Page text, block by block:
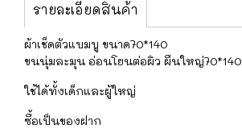
รายละเอียดสินค้า
ผ้าเช็ดตัวแบมบู ขนาด70*140
ขนนุ่มละมุน อ่อนโยนต่อผิว ผืนใหญ่70*140
ใช้ได้ทั้งเด็กและผู้ใหญ่
ซื้อเป็นของฝาก